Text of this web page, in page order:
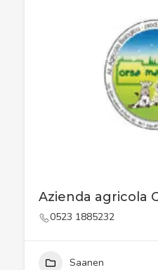
Azienda agricola
0523 1885232
Saanen